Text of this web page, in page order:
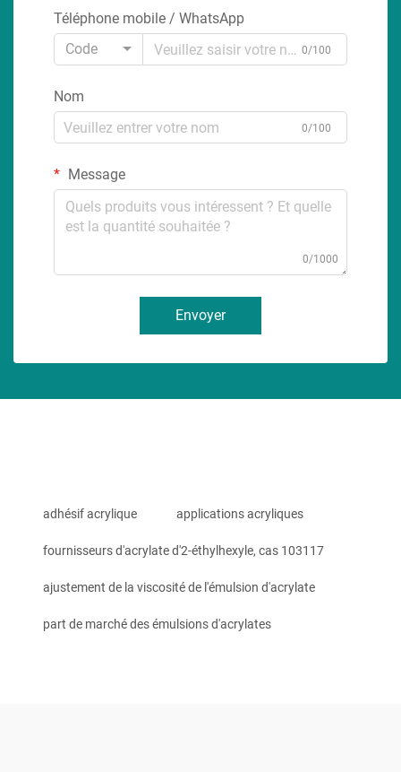
Téléphone mobile / WhatsApp
Code
0/100
Nom
0/100
Message
0/1000
Envoyer
adhésif acrylique applications acryliques
fournisseurs d'acrylate d'2-éthylhexyle, cas 103117
ajustement de la viscosité de l'émulsion d'acrylate
part de marché des émulsions d'acrylates